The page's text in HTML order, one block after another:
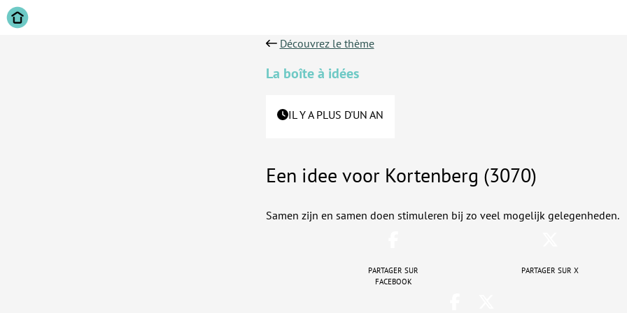
Découvrez le thème
La boîte à idées
IL Y A PLUS D'UN AN
Een idee voor Kortenberg (3070)
Samen zijn en samen doen stimuleren bij zo veel mogelijk gelegenheden.
Partager sur
Facebook
Partager sur X